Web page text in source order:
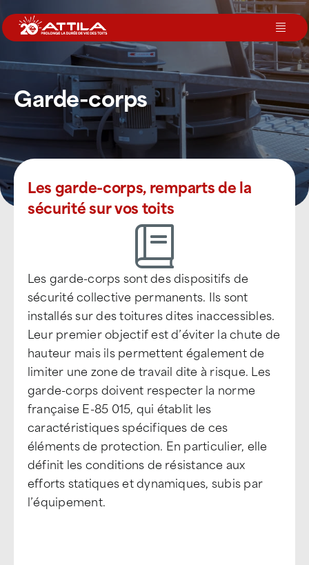
au
contenu
Le groupe
Nos services
Nos agences
Votre toit
Devenir Franchisé
Garde-corps
Les garde-corps, remparts de la
sécurité sur vos toits
Les garde-corps sont des dispositifs de
sécurité collective permanents. Ils sont
installés sur des toitures dites inaccessibles.
Leur premier objectif est d’éviter la chute de
hauteur mais ils permettent également de
limiter une zone de travail dite à risque. Les
garde-corps doivent respecter la norme
française E-85 015, qui établit les
caractéristiques spécifiques de ces
éléments de protection. En particulier, elle
définit les conditions de résistance aux
efforts statiques et dynamiques, subis par
l’équipement.